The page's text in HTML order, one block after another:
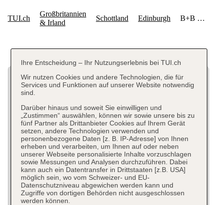
Ihre Entscheidung – Ihr Nutzungserlebnis bei TUI.ch
Wir nutzen Cookies und andere Technologien, die für
Services und Funktionen auf unserer Website notwendig
sind.
Darüber hinaus und soweit Sie einwilligen und
„Zustimmen“ auswählen, können wir sowie unsere bis zu
fünf Partner als Drittanbieter Cookies auf Ihrem Gerät
setzen, andere Technologien verwenden und
personenbezogene Daten [z. B. IP-Adresse] von Ihnen
erheben und verarbeiten, um Ihnen auf oder neben
unserer Webseite personalisierte Inhalte vorzuschlagen
sowie Messungen und Analysen durchzuführen. Dabei
kann auch ein Datentransfer in Drittstaaten [z.B. USA]
möglich sein, wo vom Schweizer- und EU-
Datenschutzniveau abgewichen werden kann und
Zugriffe von dortigen Behörden nicht ausgeschlossen
werden können.